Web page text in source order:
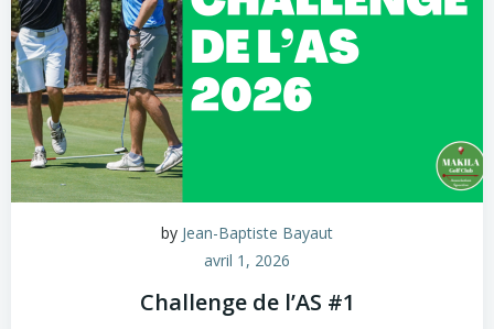
by Jean-Baptiste Bayaut
avril 1, 2026
Challenge de l’AS #1